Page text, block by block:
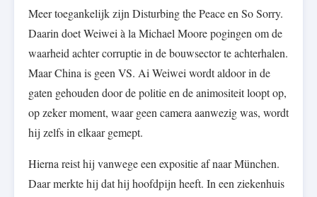
Meer toegankelijk zijn Disturbing the Peace en So Sorry.
Daarin doet Weiwei à la Michael Moore pogingen om de
waarheid achter corruptie in de bouwsector te achterhalen.
Maar China is geen VS. Ai Weiwei wordt aldoor in de
gaten gehouden door de politie en de animositeit loopt op,
op zeker moment, waar geen camera aanwezig was, wordt
hij zelfs in elkaar gemept.
Hierna reist hij vanwege een expositie af naar München.
Daar merkte hij dat hij hoofdpijn heeft. In een ziekenhuis